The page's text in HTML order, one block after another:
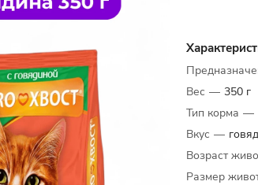
Вес — 350 г
Тип корма —
Вкус —
Возраст
Размер